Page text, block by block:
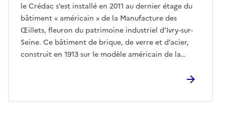
le Crédac s’est installé en 2011 au dernier étage du
bâtiment « américain » de la Manufacture des
Œillets, fleuron du patrimoine industriel d’Ivry-sur-
Seine. Ce bâtiment de brique, de verre et d’acier,
construit en 1913 sur le modèle américain de la
architecturaux du fonctionnalisme en France. Lors
visite de l’exposition Mano Manca de l’artiste Pedro